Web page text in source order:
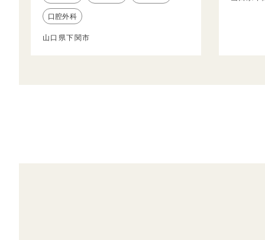
口腔外科
山口県下関市